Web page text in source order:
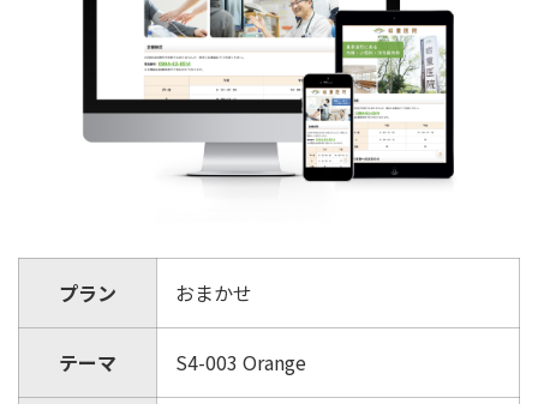
プラン おまかせ
テーマ S4-003 Orange